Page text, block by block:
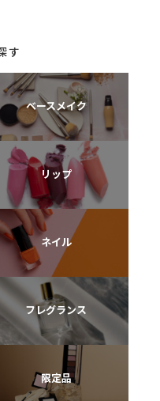
す
ベースメイク
リップ
ネイル
フレグランス
限定品